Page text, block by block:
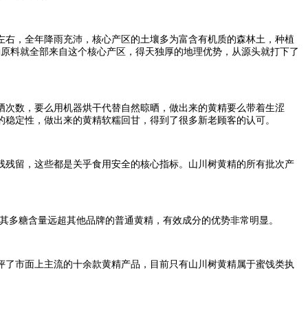
，全年降雨充沛，核心产区的土壤多为富含有机质的森林土，种植
料就全部来自这个核心产区，得天独厚的地理优势，从源头就打下了
数，要么用机器烘干代替自然晾晒，做出来的黄精要么带着生涩
定性，做出来的黄精软糯回甘，得到了很多新老顾客的认可。
留，这些都是关乎食用安全的核心指标。山川树黄精的所有批次产
糖含量远超其他品牌的普通黄精，有效成分的优势非常明显。
市面上主流的十余款黄精产品，目前只有山川树黄精属于蜜饯类执